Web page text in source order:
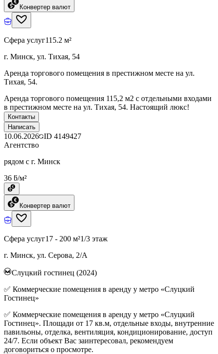
Конвертер валют
Сфера услуг115.2 м²
г. Минск, ул. Тихая, 54
Аренда торгового помещения в престижном месте на ул.
Тихая, 54.
Аренда торгового помещения 115,2 м2 с отдельными входами
в престижном месте на ул. Тихая, 54. Настоящий люкс!
Контакты
Написать
10.06.2026 ID 4149427
Агентство
рядом с г. Минск
36 ƃ/м²
Конвертер валют
Сфера услуг17 - 200 м²1/3 этаж
г. Минск, ул. Серова, 2/А
Слуцкий гостинец (2024)
✅ Коммерческие помещения в аренду у метро «Слуцкий
Гостинец»
✅ Коммерческие помещения в аренду у метро «Слуцкий
Гостинец». Площади от 17 кв.м, отдельные входы, внутренние
павильоны, отделка, вентиляция, кондиционирование, доступ
24/7. Если объект Вас заинтересовал, рекомендуем
договориться о просмотре.